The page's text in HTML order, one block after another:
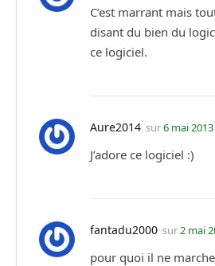
C’est marrant mais
disant du bien du
ce logiciel.
Aure2014 sur6 mai
J’adore ce logiciel :)
fantadu2000 sur2 mai
pour quoi il ne